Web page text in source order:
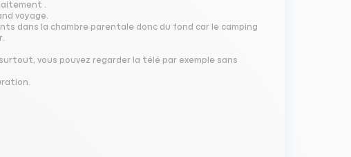
.
voyage.
dans la chambre parentale donc du fond car le camping
vous pouvez regarder la télé par exemple sans